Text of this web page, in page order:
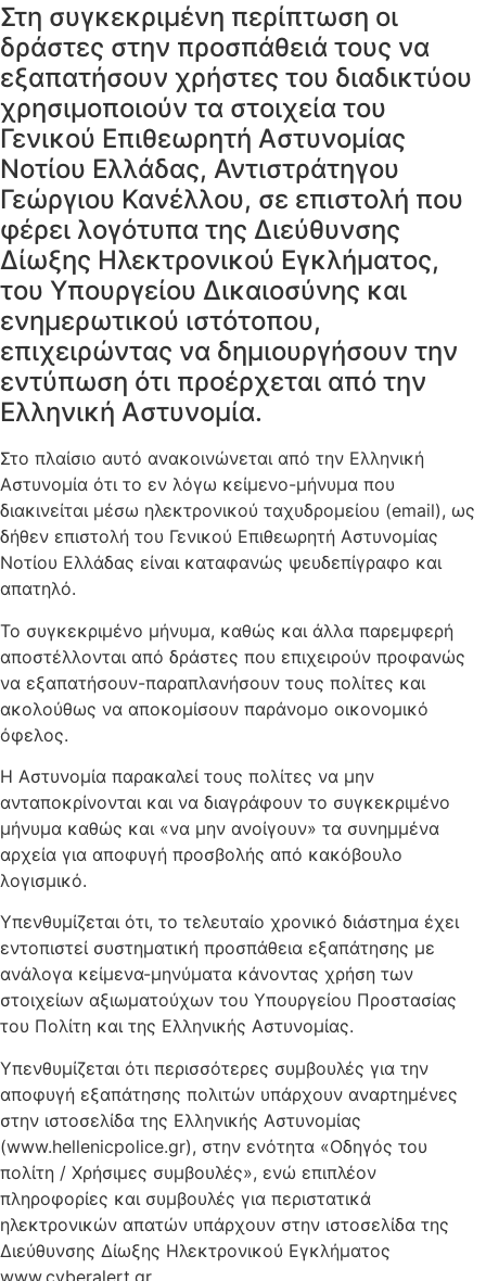
Στη συγκεκριμένη περίπτωση οι
δράστες στην προσπάθειά τους να
εξαπατήσουν χρήστες του διαδικτύου
χρησιμοποιούν τα στοιχεία του
Γενικού Επιθεωρητή Αστυνομίας
Νοτίου Ελλάδας, Αντιστράτηγου
Γεώργιου Κανέλλου, σε επιστολή που
φέρει λογότυπα της Διεύθυνσης
Δίωξης Ηλεκτρονικού Εγκλήματος,
του Υπουργείου Δικαιοσύνης και
ενημερωτικού ιστότοπου,
επιχειρώντας να δημιουργήσουν την
εντύπωση ότι προέρχεται από την
Ελληνική Αστυνομία.
Στο πλαίσιο αυτό ανακοινώνεται από την Ελληνική
Αστυνομία ότι το εν λόγω κείμενο-μήνυμα που
διακινείται μέσω ηλεκτρονικού ταχυδρομείου (email), ως
δήθεν επιστολή του Γενικού Επιθεωρητή Αστυνομίας
Νοτίου Ελλάδας είναι καταφανώς ψευδεπίγραφο και
απατηλό.
Το συγκεκριμένο μήνυμα, καθώς και άλλα παρεμφερή
αποστέλλονται από δράστες που επιχειρούν προφανώς
να εξαπατήσουν-παραπλανήσουν τους πολίτες και
ακολούθως να αποκομίσουν παράνομο οικονομικό
όφελος.
Η Αστυνομία παρακαλεί τους πολίτες να μην
ανταποκρίνονται και να διαγράφουν το συγκεκριμένο
μήνυμα καθώς και «να μην ανοίγουν» τα συνημμένα
αρχεία για αποφυγή προσβολής από κακόβουλο
λογισμικό.
Υπενθυμίζεται ότι, το τελευταίο χρονικό διάστημα έχει
εντοπιστεί συστηματική προσπάθεια εξαπάτησης με
ανάλογα κείμενα-μηνύματα κάνοντας χρήση των
στοιχείων αξιωματούχων του Υπουργείου Προστασίας
του Πολίτη και της Ελληνικής Αστυνομίας.
Υπενθυμίζεται ότι περισσότερες συμβουλές για την
αποφυγή εξαπάτησης πολιτών υπάρχουν αναρτημένες
στην ιστοσελίδα της Ελληνικής Αστυνομίας
(www.hellenicpolice.gr), στην ενότητα «Οδηγός του
πολίτη / Χρήσιμες συμβουλές», ενώ επιπλέον
πληροφορίες και συμβουλές για περιστατικά
ηλεκτρονικών απατών υπάρχουν στην ιστοσελίδα της
Διεύθυνσης Δίωξης Ηλεκτρονικού Εγκλήματος
www.cyberalert.gr